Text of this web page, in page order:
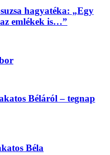
hagyatéka: „Egy
emlékek is…”
Béláról – tegnap
Béla